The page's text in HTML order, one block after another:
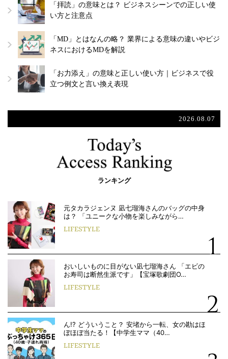
「拝読」の意味とは？ ビジネスシーンでの正しい使
い方と注意点
「MD」とはなんの略？ 業界による意味の違いやビジ
ネスにおけるMDを解説
「お力添え」の意味と正しい使い方｜ビジネスで役
立つ例文と言い換え表現
2026.08.07
ランキング
元タカラジェンヌ 凪七瑠海さんのバッグの中身
は？ 「ユニークな小物を楽しみながら…
LIFESTYLE
おいしいものに目がない凪七瑠海さん 「エビの
お寿司は断然生派です」【宝塚歌劇団O…
LIFESTYLE
ん!? どういうこと？ 安堵から一転、女の勘はほ
ぼほぼ当たる！【中学生ママ（40…
LIFESTYLE